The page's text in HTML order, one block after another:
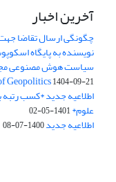
آخرین اخبار
چگونگی ارسال تقاضا
نویسنده به پایگاه
سیاست هوش مصنوعی
Geopolitics1404-09-21
اطلاعیه جدید *کسب رتبه
علوم*1401-05-02
اطلاعیه جدید1400-07-08